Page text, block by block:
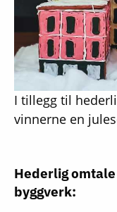
I tillegg til
vinnerne en
Hederlig
byggverk: